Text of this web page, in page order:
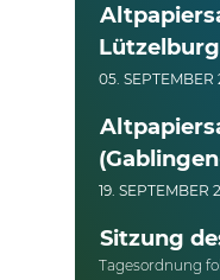
Lützelburg
05. SEPTEMBER
19. SEPTEMBER
Sitzung
Tagesordnung